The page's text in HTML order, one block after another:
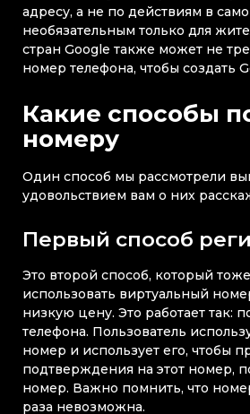
адресу, а не по действиям в
необязательным только для
стран Google также может не
номер телефона, чтобы создать
Какие способы
номеру
Один способ мы рассмотрели
удовольствием вам о них
Первый способ
Это второй способ, который
использовать виртуальный
низкую цену. Это работает так:
телефона. Пользователь
номер и использует его, чтобы
подтверждения на этот номер,
номер. Важно помнить, что
раза невозможна.